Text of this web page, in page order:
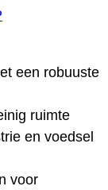
een robuuste
ruimte
en voedsel
voor